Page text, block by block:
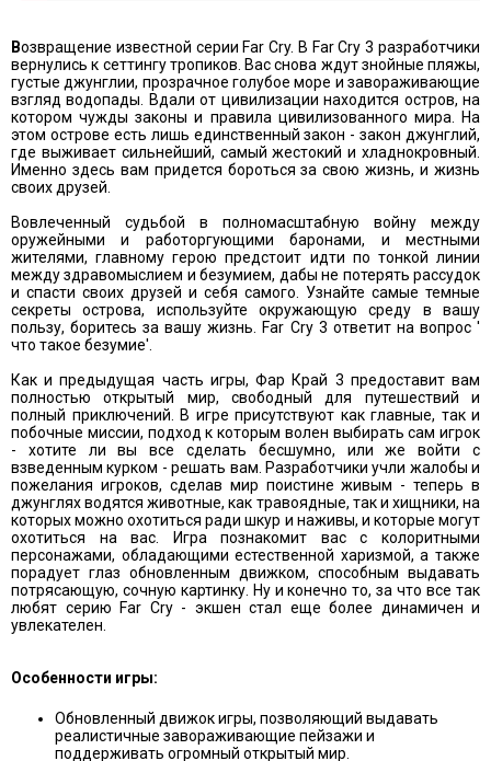
Bозвращение известной серии Far Cry. В Far Cry 3 разработчики
вернулись к сеттингу тропиков. Bас снова ждут знойные пляжы,
густые джунглии, прозрачное голубое море и завораживающие
взгляд водопады. Вдали от цивилизации находится остров, на
котором чужды законы и правила цивилизованного мира. На
этом острове есть лишь единственный закон - закон джунглий,
где выживает сильнейший, самый жестокий и хладнокровный.
Именно здесь вам придется бороться за свою жизнь, и жизнь
своих друзей.
Вовлеченный судьбой в полномасштабную войну между
оружейными и работоргующими баронами, и местными
жителями, главному герою предстоит идти по тонкой линии
между здравомыслием и безумием, дабы не потерять рассудок
и спасти своих друзей и себя самого. Узнайте самые темные
секреты острова, используйте окружающую среду в вашу
пользу, боритесь за вашу жизнь. Far Cry 3 ответит на вопрос '
что такое безумие'.
Как и предыдущая часть игры, Фар Край 3 предоставит вам
полностью открытый мир, свободный для путешествий и
полный приключений. В игре присутствуют как главные, так и
побочные миссии, подход к которым волен выбирать сам игрок
- хотите ли вы все сделать бесшумно, или же войти с
взведенным курком - решать вам. Разработчики учли жалобы и
пожелания игроков, сделав мир поистине живым - теперь в
джунглях водятся животные, как травоядные, так и хищники, на
которых можно охотиться ради шкур и наживы, и которые могут
охотиться на вас. Игра познакомит вас с колоритными
персонажами, обладающими естественной харизмой, а также
порадует глаз обновленным движком, способным выдавать
потрясающую, сочную картинку. Ну и конечно то, за что все так
любят серию Far Cry - экшен стал еще более динамичен и
увлекателен.
Особенности игры:
Обновленный движок игры, позволяющий выдавать
реалистичные завораживающие пейзажи и
поддерживать огромный открытый мир.